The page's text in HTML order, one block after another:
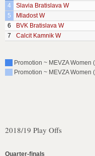
4
Slavia Bratislava W
5
Mladost W
6
BVK Bratislava W
7
Calcit Kamnik W
Promotion ~ MEVZA Women
Promotion ~ MEVZA Women
2018/19 Play Offs
Quarter-finals